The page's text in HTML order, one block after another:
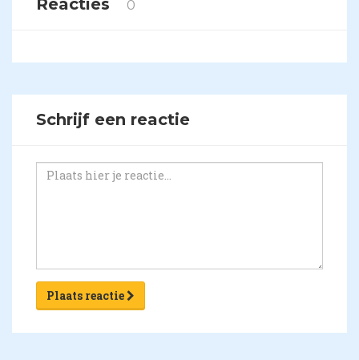
Reacties 0
Schrijf een reactie
Plaats reactie